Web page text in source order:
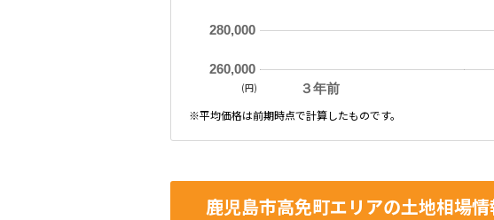
３年前
260,000
280,000
(円)
※平均価格は前期時点で計算したものです。
鹿児島市高免町エリアの土地相場情